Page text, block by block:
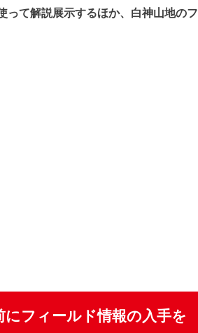
って解説展示するほか、白神山地の
にフィールド情報の入手を